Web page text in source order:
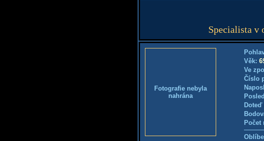
Specialista v
Fotografie nebyla
nahrána
Věk:
Ve
Číslo
Počet